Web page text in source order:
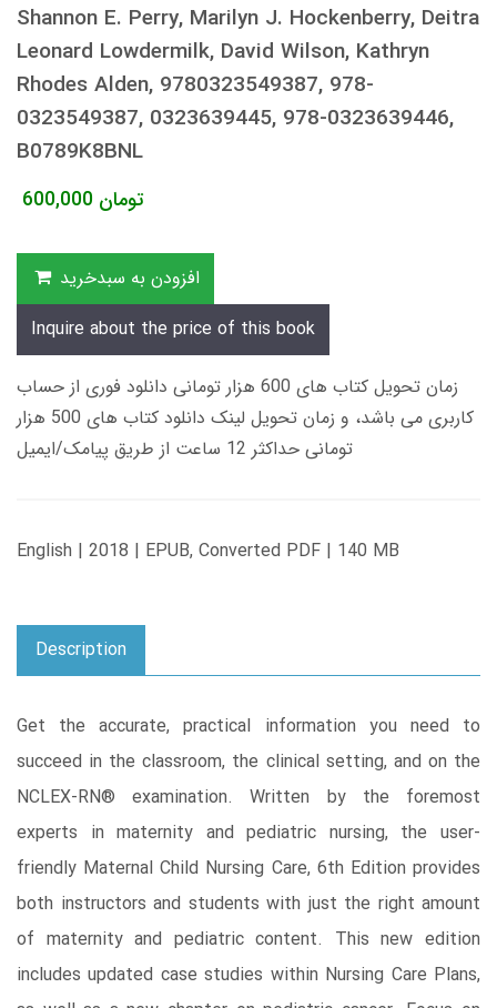
Shannon E. Perry, Marilyn J. Hockenberry, Deitra
Leonard Lowdermilk, David Wilson, Kathryn
Rhodes Alden, 9780323549387, 978-
0323549387, 0323639445, 978-0323639446,
B0789K8BNL
600,000 تومان
افزودن به سبدخرید
Inquire about the price of this book
زمان تحویل کتاب های 600 هزار تومانی دانلود فوری از حساب
کاربری می باشد، و زمان تحویل لینک دانلود کتاب های 500 هزار
تومانی حداکثر 12 ساعت از طریق پیامک/ایمیل
English | 2018 | EPUB, Converted PDF | 140 MB
Description
Get the accurate, practical information you need to
succeed in the classroom, the clinical setting, and on the
NCLEX-RN® examination. Written by the foremost
experts in maternity and pediatric nursing, the user-
friendly Maternal Child Nursing Care, 6th Edition provides
both instructors and students with just the right amount
of maternity and pediatric content. This new edition
includes updated case studies within Nursing Care Plans,